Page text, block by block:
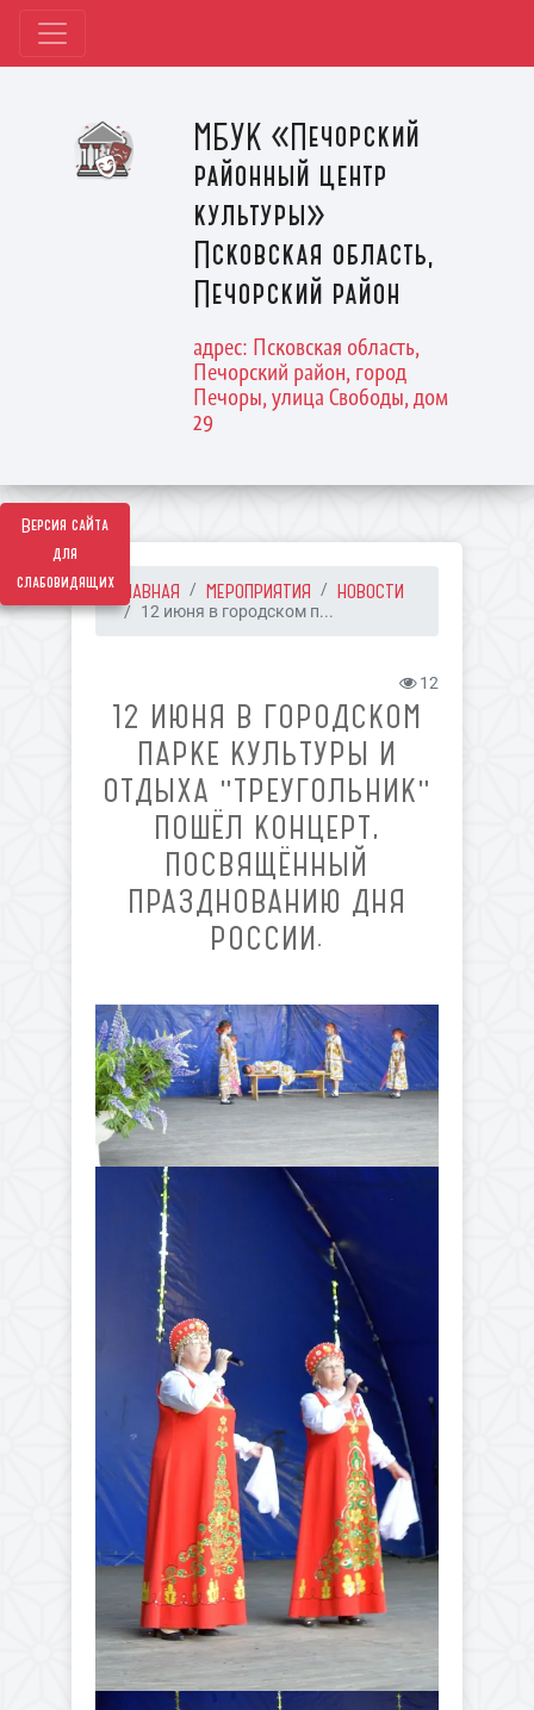
Версия сайта
для
слабовидящих
МБУК «Печорский
районный центр
культуры»
Псковская область,
Печорский район
адрес: Псковская область,
Печорский район, город
Печоры, улица Свободы, дом
29
ГЛАВНАЯ МЕРОПРИЯТИЯ НОВОСТИ
12 июня в городском п...
12
12 ИЮНЯ В ГОРОДСКОМ
ПАРКЕ КУЛЬТУРЫ И
ОТДЫХА "ТРЕУГОЛЬНИК"
ПОШЁЛ КОНЦЕРТ,
ПОСВЯЩЁННЫЙ
ПРАЗДНОВАНИЮ ДНЯ
РОССИИ.